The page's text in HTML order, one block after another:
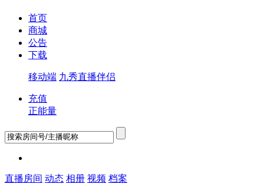
首页
商城
公告
下载
移动端 九秀直播伴侣
充值
正能量
直播房间 动态 相册 视频 档案